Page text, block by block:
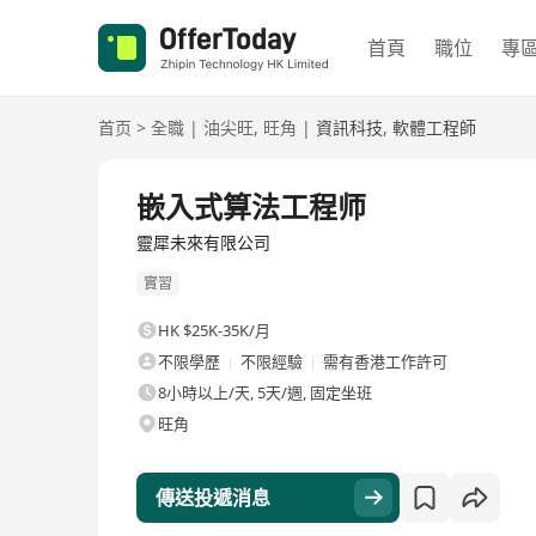
首頁 職位 專
首页 > 全職 | 油尖旺, 旺角 | 資訊科技, 軟體工程師
嵌入式算法工程师
靈犀未來有限公司
實習
HK $25K-35K/月
不限學歷
不限經驗
需有香港工作許可
8小時以上/天, 5天/週, 固定坐班
旺角
傳送投遞消息